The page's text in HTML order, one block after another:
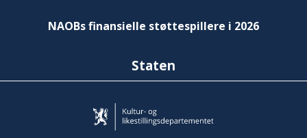
NAOBs finansielle støttespillere i 2026
Staten